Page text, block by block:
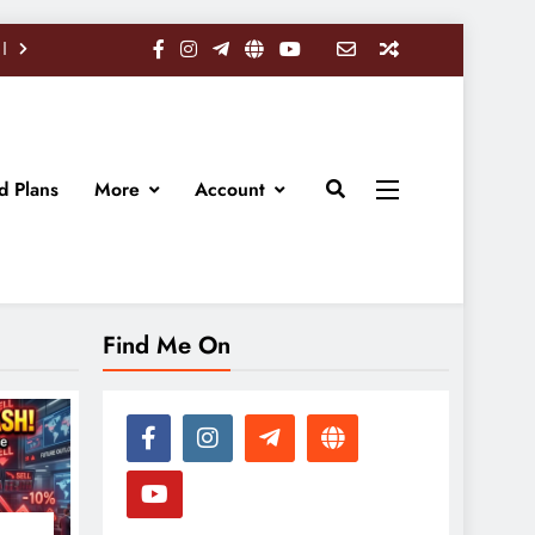
Plans More Account
Find Me On